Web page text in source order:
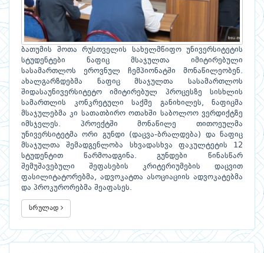
ბათუმის შოთა რუსთველის სახელმწიფო უნივერსიტეტის
სტუდენტები ნაფიც მსაჯულთა იმიტირებული
სასამართლოს ეროვნულ ჩემპიონატში მონაწილეობენ.
ახალგარზდებმა ნაფიც მსაჯულთა სასამართლოს
შიდასაუნივერსიტეტო იმიტირებულ პროცესზე სისხლის
სამართლის კონკრეტული საქმე განიხილეს, ნაფიცმა
მსაჯულებმა კი სათათბირო ოთახში საბოლოო ვერდიქტზე
იმსჯელეს. პროექტში მონაწილე თითოეულმა
უნივერსიტეტმა ორი გუნდი (დაცვა-ბრალდება) და ნაფიც
მსაჯულთა შემადგენლობა სხვადასხვა ფაკულტეტის 12
სტუდენტით წარმოადგინა. გუნდები წინასწარ
შემუშავებული შეფასების კრიტერიუმების დაცვით
ფასილიტატორებმა, ადვოკატთა ასოციაციის ადვოკატებმა
და პროკურორებმა შეაფასეს.
სრულად